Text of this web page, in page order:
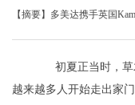
【摘要】多美达携手英国
初夏正当时，草
越来越多人开始走出家